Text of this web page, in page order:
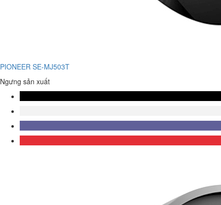
PIONEER SE-MJ503T
Ngưng sản xuất